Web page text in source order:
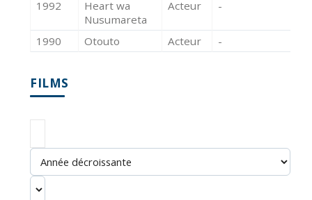
1992
Heart wa
Nusumareta
Acteur -
1990 Otouto Acteur -
FILMS